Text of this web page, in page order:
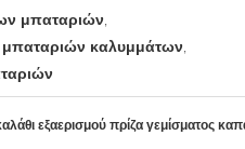
μπαταριών,
μπαταριών καλυμμάτων,
εξαερισμού πρίζα γεμίσματος